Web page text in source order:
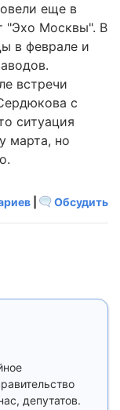
еще в
"Эхо Москвы". В
в феврале и
встречи
с
ситуация
марта, но
Обсудить
депутатов.